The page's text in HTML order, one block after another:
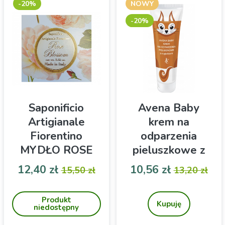
Saponificio
Artigianale
Fiorentino
MYDŁO ROSE
BLOSSOM- róża-
100g
zapachu róży dla każdego
rodzaju skóry.
Wspaniale myje i
Cena
12,40 złCena podstawowa
15,50 zł
Produkt
niedostępny
-20%
Avena Baby
krem na
odparzenia
pieluszkowe z
nagietkiem 75g
odparzenia, krem na
odparzenia pieluszkowe
dla niemowląt, krem z
Cena
10,56 złCena
13,20 zł
Kupuję
NOWY
-20%